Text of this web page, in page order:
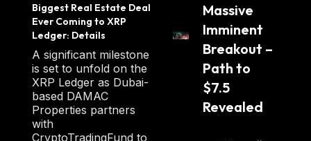
Biggest Real Estate Deal
Ever Coming to XRP
Ledger: Details
A significant milestone
is set to unfold on the
XRP Ledger as Dubai-
based DAMAC
Properties partners
with
CryptoTradingFund to
Massive
Imminent
Breakout –
Path to
$7.5
Revealed